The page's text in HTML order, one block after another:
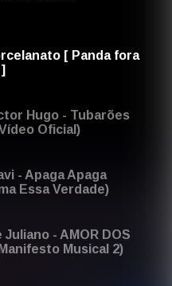
com essas palavras-
sertanejo chorar
sertanejo sofrencia
sofrencia 2026,
as músicas sertanejas
sofrência envolvente.
de chorar! 😢
♫ Melhores Sertanejo
Para Chorar) -
[ Panda fora
Hugo - Tubarões
Oficial)
- Apaga Apaga
Essa Verdade)
Juliano - AMOR DOS
Musical 2)